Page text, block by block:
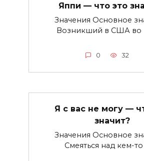
Яппи — что это
Значения Основное
Возникший в США во
0 32
Я с вас не могу —
значит?
Значения Основное
Смеяться над кем-